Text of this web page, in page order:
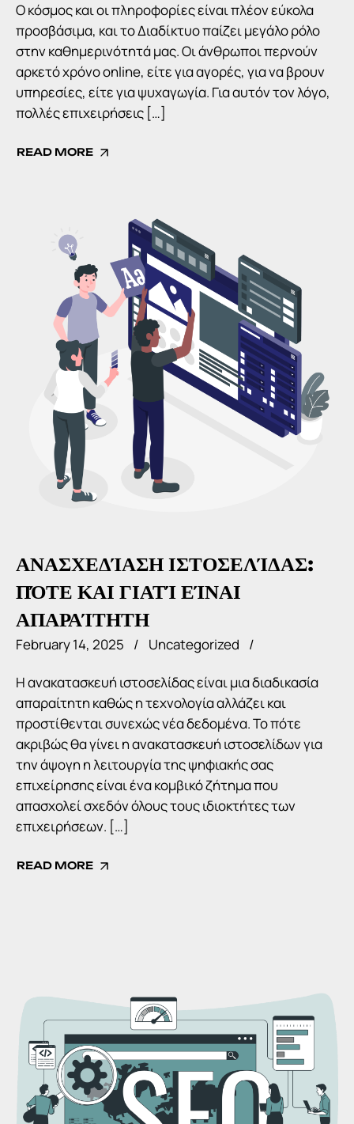
Ο κόσμος και οι πληροφορίες είναι πλέον εύκολα
προσβάσιμα, και το Διαδίκτυο παίζει μεγάλο ρόλο
στην καθημερινότητά μας. Οι άνθρωποι περνούν
αρκετό χρόνο online, είτε για αγορές, για να βρουν
υπηρεσίες, είτε για ψυχαγωγία. Για αυτόν τον λόγο,
πολλές επιχειρήσεις […]
READ MORE
ΑΝΑΣΧΕΔΊΑΣΗ ΙΣΤΟΣΕΛΊΔΑΣ:
ΠΌΤΕ ΚΑΙ ΓΙΑΤΊ ΕΊΝΑΙ
ΑΠΑΡΑΊΤΗΤΗ
February 14, 2025 Uncategorized
Η ανακατασκευή ιστοσελίδας είναι μια διαδικασία
απαραίτητη καθώς η τεχνολογία αλλάζει και
προστίθενται συνεχώς νέα δεδομένα. Το πότε
ακριβώς θα γίνει η ανακατασκευή ιστοσελίδων για
την άψογη η λειτουργία της ψηφιακής σας
επιχείρησης είναι ένα κομβικό ζήτημα που
απασχολεί σχεδόν όλους τους ιδιοκτήτες των
επιχειρήσεων. […]
READ MORE